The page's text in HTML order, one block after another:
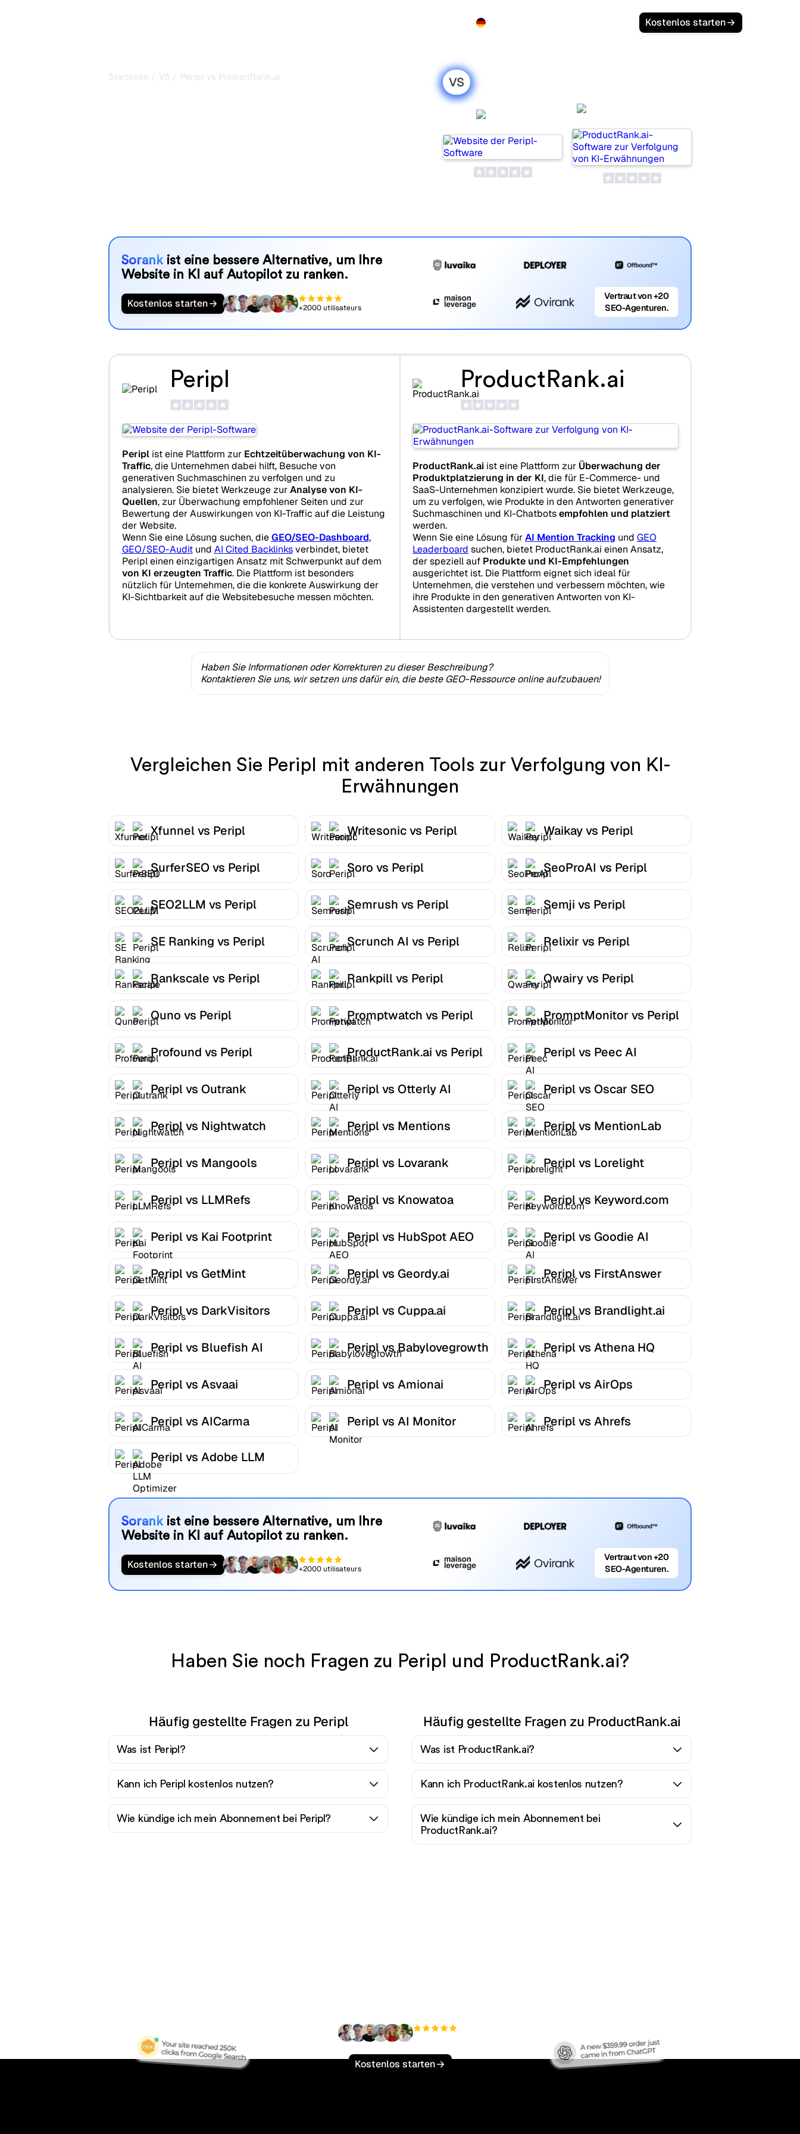
Kostenlos starten
Startseite / VS / Peripl vs ProductRank.ai VS
Sorankist eine bessere Alternative, um Ihre
Website in KI auf Autopilot zu ranken.
Kostenlos starten +2000 utilisateurs
Vertraut von +20
SEO-Agenturen.
Peripl
Periplist eine Plattform zur Echtzeitüberwachung von KI-
Traffic, die Unternehmen dabei hilft, Besuche von
generativen Suchmaschinen zu verfolgen und zu
analysieren. Sie bietet Werkzeuge zurAnalyse von KI-
Quellen, zur Überwachung empfohlener Seiten und zur
Bewertung der Auswirkungen von KI-Traffic auf die Leistung
der Website.
Wenn Sie eine Lösung suchen, dieGEO/SEO-Dashboard,
GEO/SEO-Auditund AI Cited Backlinksverbindet, bietet
Peripl einen einzigartigen Ansatz mit Schwerpunkt auf dem
von KI erzeugten Traffic. Die Plattform ist besonders
nützlich für Unternehmen, die die konkrete Auswirkung der
KI-Sichtbarkeit auf die Websitebesuche messen möchten.
ProductRank.ai
ProductRank.ai ist eine Plattform zur Überwachung der
Produktplatzierung in der KI, die für E-Commerce- und
SaaS-Unternehmen konzipiert wurde. Sie bietet Werkzeuge,
um zu verfolgen, wie Produkte in den Antworten generativer
Suchmaschinen und KI-Chatbotsempfohlen und platziert
werden.
Wenn Sie eine Lösung fürAI Mention Tracking und GEO
Leaderboard suchen, bietet ProductRank.ai einen Ansatz,
der speziell auf Produkte und KI-Empfehlungen
ausgerichtet ist. Die Plattform eignet sich ideal für
Unternehmen, die verstehen und verbessern möchten, wie
ihre Produkte in den generativen Antworten von KI-
Assistenten dargestellt werden.
Haben Sie Informationen oder Korrekturen zu dieser Beschreibung?
Kontaktieren Sie uns, wir setzen uns dafür ein, die beste GEO-Ressource online aufzubauen!
Vergleichen Sie Peripl mit anderen Tools zur Verfolgung von KI-
Erwähnungen
Xfunnel vs Peripl Writesonic vs Peripl Waikay vs Peripl
SurferSEO vs Peripl Soro vs Peripl SeoProAI vs Peripl
SEO2LLM vs Peripl Semrush vs Peripl Semji vs Peripl
SE Ranking vs Peripl Scrunch AI vs Peripl Relixir vs Peripl
Rankscale vs Peripl Rankpill vs Peripl Qwairy vs Peripl
Quno vs Peripl Promptwatch vs Peripl PromptMonitor vs Peripl
Profound vs Peripl ProductRank.ai vs Peripl Peripl vs Peec AI
Peripl vs Outrank Peripl vs Otterly AI Peripl vs Oscar SEO
Peripl vs Nightwatch Peripl vs Mentions Peripl vs MentionLab
Peripl vs Mangools Peripl vs Lovarank Peripl vs Lorelight
Peripl vs LLMRefs Peripl vs Knowatoa Peripl vs Keyword.com
Peripl vs Kai Footprint Peripl vs HubSpot AEO Peripl vs Goodie AI
Peripl vs GetMint Peripl vs Geordy.ai Peripl vs FirstAnswer
Peripl vs DarkVisitors Peripl vs Cuppa.ai Peripl vs Brandlight.ai
Peripl vs Bluefish AI Peripl vs Babylovegrowth Peripl vs Athena HQ
Peripl vs Asvaai Peripl vs Amionai Peripl vs AirOps
Peripl vs AICarma Peripl vs AI Monitor Peripl vs Ahrefs
Peripl vs Adobe LLM
Optimizer
Sorankist eine bessere Alternative, um Ihre
Website in KI auf Autopilot zu ranken.
Kostenlos starten +2000 utilisateurs
Vertraut von +20
SEO-Agenturen.
Haben Sie noch Fragen zu Peripl und ProductRank.ai?
Häufig gestellte Fragen zu Peripl
Was ist Peripl?
Kann ich Peripl kostenlos nutzen?
Wie kündige ich mein Abonnement bei Peripl?
Häufig gestellte Fragen zu ProductRank.ai
Was ist ProductRank.ai?
Kann ich ProductRank.ai kostenlos nutzen?
Wie kündige ich mein Abonnement bei
ProductRank.ai?
Kostenlos starten